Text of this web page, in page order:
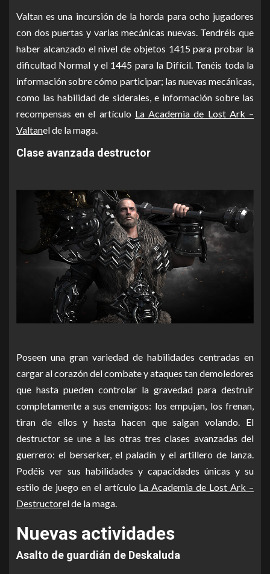
Valtan es una incursión de la horda para ocho jugadores
con dos puertas y varias mecánicas nuevas. Tendréis que
haber alcanzado el nivel de objetos 1415 para probar la
dificultad Normal y el 1445 para la Difícil. Tenéis toda la
información sobre cómo participar; las nuevas mecánicas,
como las habilidad de siderales, e información sobre las
recompensas en el artículo La Academia de Lost Ark –
Valtanel de la maga.
Clase avanzada destructor
Poseen una gran variedad de habilidades centradas en
cargar al corazón del combate y ataques tan demoledores
que hasta pueden controlar la gravedad para destruir
completamente a sus enemigos: los empujan, los frenan,
tiran de ellos y hasta hacen que salgan volando. El
destructor se une a las otras tres clases avanzadas del
guerrero: el berserker, el paladín y el artillero de lanza.
Podéis ver sus habilidades y capacidades únicas y su
estilo de juego en el artículo La Academia de Lost Ark –
Destructorel de la maga.
Nuevas actividades
Asalto de guardián de Deskaluda